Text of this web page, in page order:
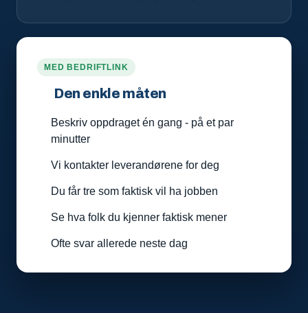
MED BEDRIFTLINK
Den enkle måten
Beskriv oppdraget én gang - på et par
minutter
Vi kontakter leverandørene for deg
Du får tre som faktisk vil ha jobben
Se hva folk du kjenner faktisk mener
Ofte svar allerede neste dag